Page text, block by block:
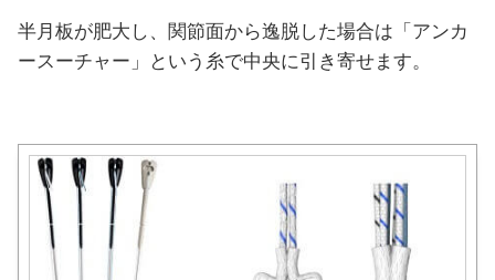
半月板が肥大し、関節面から逸脱した場合は「アンカ
ースーチャー」という糸で中央に引き寄せます。